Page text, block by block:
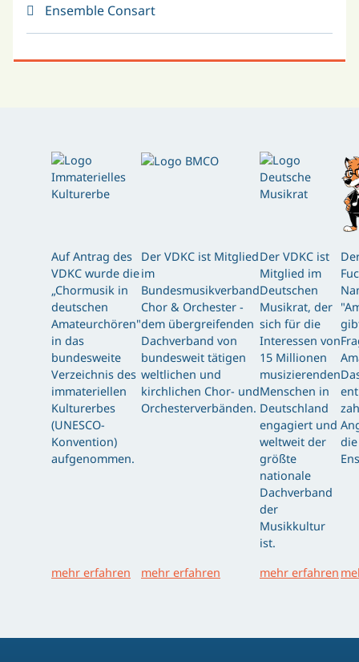
Ensemble Consart
Auf Antrag des
VDKC wurde die
„Chormusik in
deutschen
Amateurchören"
in das
bundesweite
Verzeichnis des
immateriellen
Kulturerbes
(UNESCO-
Konvention)
aufgenommen.
mehr erfahren
Der VDKC ist Mitglied
im
Bundesmusikverband
Chor & Orchester -
dem übergreifenden
Dachverband von
bundesweit tätigen
weltlichen und
kirchlichen Chor- und
Orchesterverbänden.
mehr erfahren
Der VDKC ist
Mitglied im
Deutschen
Musikrat, der
sich für die
Interessen von
15 Millionen
musizierenden
Menschen in
Deutschland
engagiert und
weltweit der
größte
nationale
Dachverband
der
Musikkultur
ist.
mehr erfahren
die